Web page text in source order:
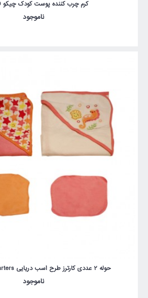
کرم چرب کننده پوست کودک چیکو CHICCO
ناموجود
حوله 2 عددی کارترز طرح اسب دریایی carters- کد1123-1143
ناموجود